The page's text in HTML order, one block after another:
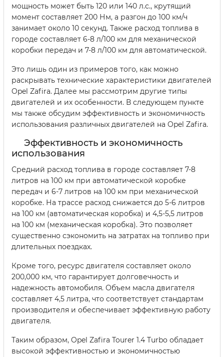
мощность может быть 120 или 140 л.с., крутящий
момент составляет 200 Нм, а разгон до 100 км/ч
занимает около 10 секунд. Также расход топлива в
городе составляет 6-8 л/100 км для механической
коробки передач и 7-8 л/100 км для автоматической.
Это лишь один из примеров того, как можно
раскрывать технические характеристики двигателей
Opel Zafira. Далее мы рассмотрим другие типы
двигателей и их особенности. В следующем пункте
мы также обсудим эффективность и экономичность
использования различных двигателей на Opel Zafira.
Эффективность и экономичность
использования
Средний расход топлива в городе составляет 7-8
литров на 100 км при автоматической коробке
передач и 6-7 литров на 100 км при механической
коробке. На трассе расход снижается до 5-6 литров
на 100 км (автоматическая коробка) и 4,5-5,5 литров
на 100 км (механическая коробка). Это позволяет
существенно сэкономить на затратах на топливо при
длительных поездках.
Кроме того, ресурс двигателя составляет около
200,000 км, что гарантирует долговечность и
надежность автомобиля. Объем масла двигателя
составляет 4,5 литра, что соответствует стандартам
производителя и обеспечивает эффективную работу
двигателя.
Таким образом, Opel Zafira Tourer 1.4 Turbo обладает
высокой эффективностью и экономичностью